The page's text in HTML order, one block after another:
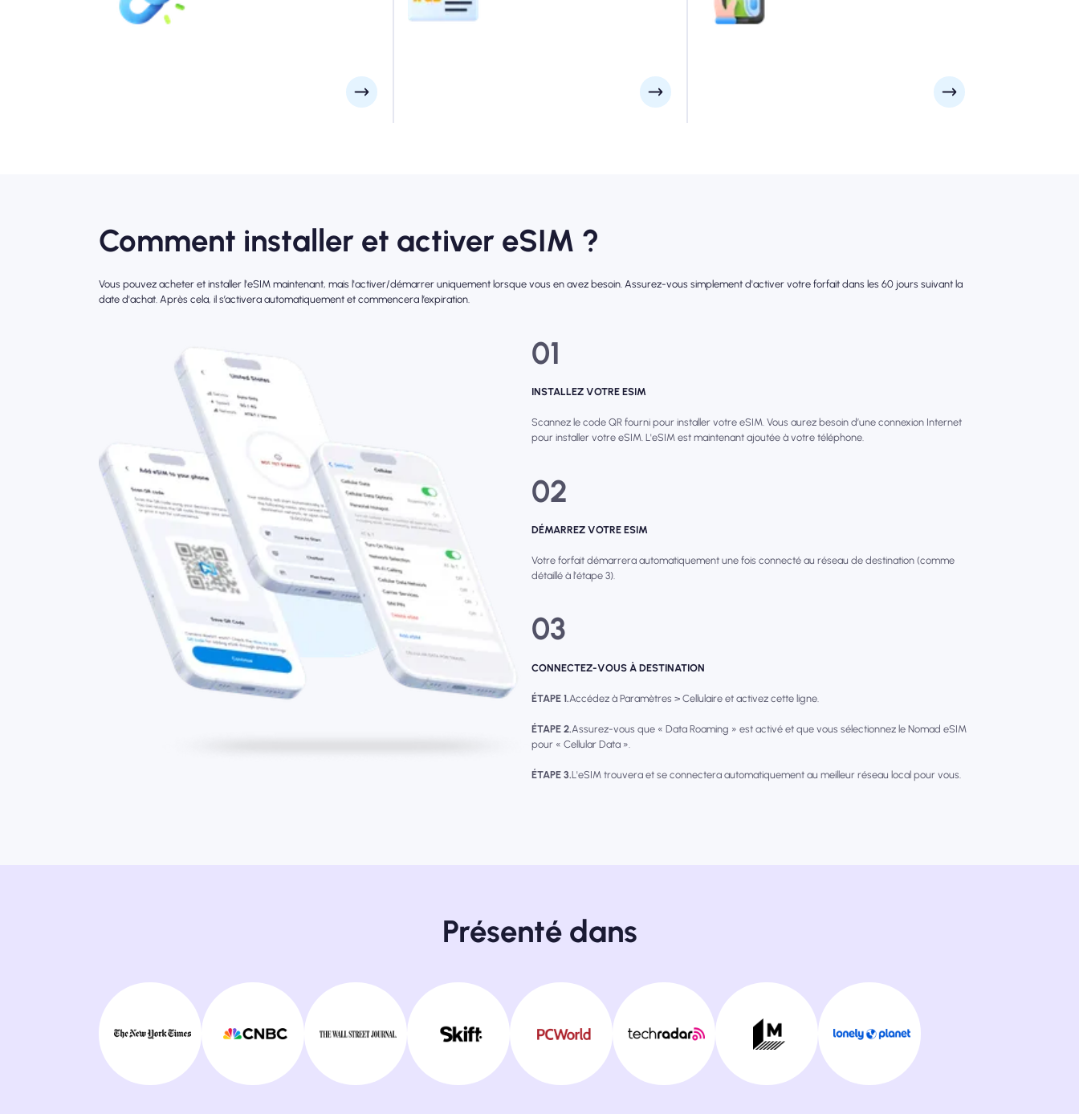
rapide. Obtenez en ligne le moment où vous arrivez à
avec une connectivité 4G / 5G transparente. Quelques-
uns de nos eSIMS nécessitent une activation manuelle,
Boracay aux spots éloignés. Restez connecté, peu
Comment installer et activer eSIM ?
Vous pouvez acheter et installer l'eSIM maintenant, mais l'activer/démarrer uniquement lorsque vous en avez besoin. Assurez-vous simplement d'activer votre forfait dans les 60 jours suivant la
date d'achat. Après cela, il s’activera automatiquement et commencera l’expiration.
01
INSTALLEZ VOTRE ESIM
Scannez le code QR fourni pour installer votre eSIM. Vous aurez besoin d’une connexion Internet
pour installer votre eSIM. L'eSIM est maintenant ajoutée à votre téléphone.
02
DÉMARREZ VOTRE ESIM
Votre forfait démarrera automatiquement une fois connecté au réseau de destination (comme
détaillé à l'étape 3).
03
CONNECTEZ-VOUS À DESTINATION
ÉTAPE 1.Accédez à Paramètres > Cellulaire et activez cette ligne.
ÉTAPE 2.Assurez-vous que « Data Roaming » est activé et que vous sélectionnez le Nomad eSIM
pour « Cellular Data ».
ÉTAPE 3.L'eSIM trouvera et se connectera automatiquement au meilleur réseau local pour vous.
Présenté dans